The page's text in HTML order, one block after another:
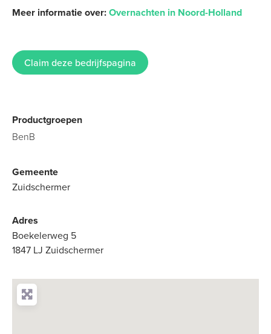
Meer informatie over:Overnachten in Noord-Holland
Claim deze bedrijfspagina
Productgroepen
BenB
Gemeente
Zuidschermer
Adres
Boekelerweg 5
1847 LJ Zuidschermer